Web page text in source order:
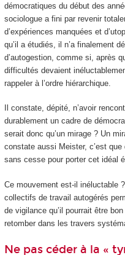
démocratiques du début des
sociologue a fini par revenir
d’expériences manquées et
qu’il a étudiés, il n’a finalement
d’autogestion, comme si, après
difficultés devaient
rappeler à l’ordre hiérarchique.
Il constate, dépité, n’avoir
durablement un cadre de
serait donc qu’un mirage ? Un
constate aussi Meister, c’est
sans cesse pour porter cet idéal
Ce mouvement est-il inéluctable
collectifs de travail autogérés
de vigilance qu’il pourrait être
retomber dans les travers
Ne pas céder à la «